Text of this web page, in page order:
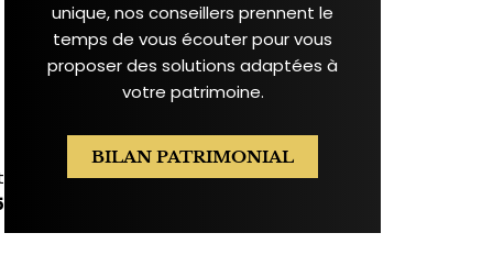
unique, nos conseillers prennent le
temps de vous écouter pour vous
proposer des solutions adaptées à
votre patrimoine.
BILAN PATRIMONIAL